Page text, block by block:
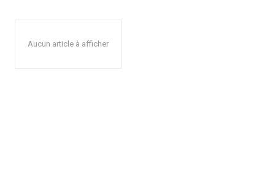
Aucun article à afficher